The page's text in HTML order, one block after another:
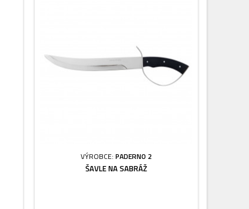
VÝROBCE:PADERNO 2
ŠAVLE NA SABRÁŽ